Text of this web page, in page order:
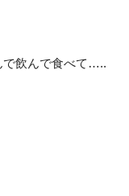
で飲んで食べて…..